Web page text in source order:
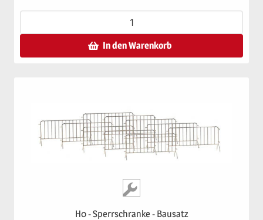
In den Warenkorb
H0 - Sperrschranke - Bausatz